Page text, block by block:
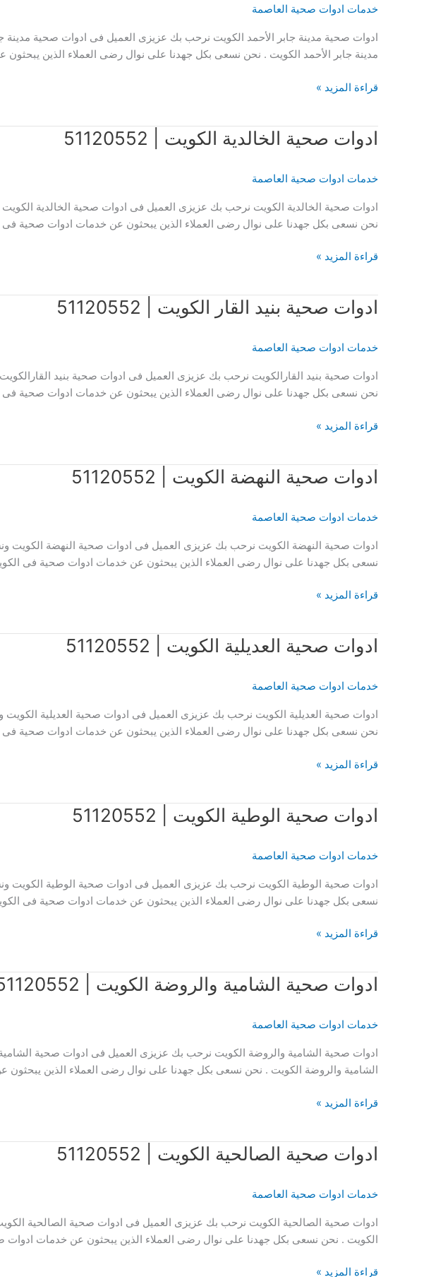
خدمات ادوات صحية العاصمة
ادوات صحية مدينة جابر الأحمد الكويت نرحب بك عزيزى العميل فى ادوات صحية
مدينة جابر الأحمد الكويت . نحن نسعى بكل جهدنا على نوال رضى العملاء الذين
ادوات
جابر
الأحمد
الكويت
51120552
قراءة المزيد »
ادوات صحية الخالدية الكويت | 51120552
خدمات ادوات صحية العاصمة
ادوات صحية الخالدية الكويت نرحب بك عزيزى العميل فى ادوات صحية الخالدية
نحن نسعى بكل جهدنا على نوال رضى العملاء الذين يبحثون عن خدمات ادوات صحية فى
ادوات
الكويت
51120552
قراءة المزيد »
ادوات صحية بنيد القار الكويت | 51120552
خدمات ادوات صحية العاصمة
ادوات صحية بنيد القارالكويت نرحب بك عزيزى العميل فى ادوات صحية بنيد
نحن نسعى بكل جهدنا على نوال رضى العملاء الذين يبحثون عن خدمات ادوات صحية فى
ادوات
القار
الكويت
51120552
قراءة المزيد »
ادوات صحية النهضة الكويت | 51120552
خدمات ادوات صحية العاصمة
ادوات صحية النهضة الكويت نرحب بك عزيزى العميل فى ادوات صحية النهضة الكويت
نسعى بكل جهدنا على نوال رضى العملاء الذين يبحثون عن خدمات ادوات صحية فى
ادوات
الكويت
51120552
قراءة المزيد »
ادوات صحية العديلية الكويت | 51120552
خدمات ادوات صحية العاصمة
ادوات صحية العديلية الكويت نرحب بك عزيزى العميل فى ادوات صحية العديلية
نحن نسعى بكل جهدنا على نوال رضى العملاء الذين يبحثون عن خدمات ادوات صحية فى
ادوات
الكويت
51120552
قراءة المزيد »
ادوات صحية الوطية الكويت | 51120552
خدمات ادوات صحية العاصمة
ادوات صحية الوطية الكويت نرحب بك عزيزى العميل فى ادوات صحية الوطية الكويت
نسعى بكل جهدنا على نوال رضى العملاء الذين يبحثون عن خدمات ادوات صحية فى
ادوات
الكويت
51120552
قراءة المزيد »
ادوات صحية الشامية والروضة الكويت | 51120552
خدمات ادوات صحية العاصمة
ادوات صحية الشامية والروضة الكويت نرحب بك عزيزى العميل فى ادوات صحية
الشامية والروضة الكويت . نحن نسعى بكل جهدنا على نوال رضى العملاء الذين
ادوات
والروضة
الكويت
51120552
قراءة المزيد »
ادوات صحية الصالحية الكويت | 51120552
خدمات ادوات صحية العاصمة
ادوات صحية الصالحية الكويت نرحب بك عزيزى العميل فى ادوات صحية الصالحية
الكويت . نحن نسعى بكل جهدنا على نوال رضى العملاء الذين يبحثون عن خدمات
ادوات
قراءة المزيد »